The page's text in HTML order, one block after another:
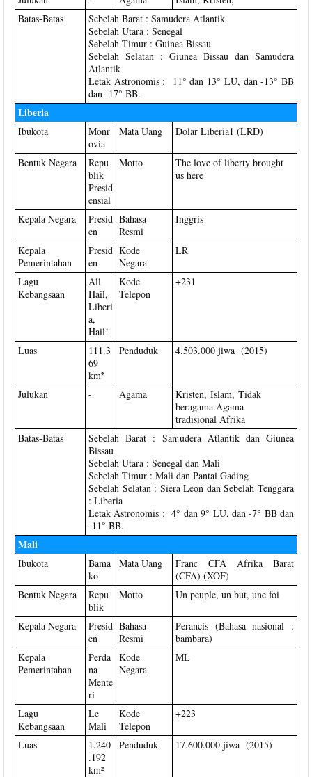
Batas-Batas
Sebelah Barat : Samudera Atlantik
Sebelah Utara : Senegal
Sebelah Timur : Guinea Bissau
Sebelah Selatan : Giunea Bissau dan Samudera
Atlantik
Letak Astronomis : 11° dan 13° LU, dan -13° BB
dan -17° BB.
Liberia
Ibukota
Monr
ovia
Mata Uang Dolar Liberia1 (LRD)
Bentuk Negara
Repu
blik
Presid
ensial
Motto
The love of liberty brought
us here
Kepala Negara
Presid
en
Bahasa
Resmi
Inggris
Kepala
Pemerintahan
Presid
en
Kode
Negara
LR
Lagu
Kebangsaan
All
Hail,
Liberi
a,
Hail!
Kode
Telepon
+231
Luas
111.3
69
km²
Penduduk 4.503.000 jiwa (2015)
Julukan - Agama
Kristen, Islam, Tidak
beragama.Agama
tradisional Afrika
Batas-Batas
Sebelah Barat : Samudera Atlantik dan Giunea
Bissau
Sebelah Utara : Senegal dan Mali
Sebelah Timur : Mali dan Pantai Gading
Sebelah Selatan : Siera Leon dan Sebelah Tenggara
: Liberia
Letak Astronomis : 4° dan 9° LU, dan -7° BB dan
-11° BB.
Mali
Ibukota
Bama
ko
Mata Uang
Franc CFA Afrika Barat
(CFA) (XOF)
Bentuk Negara
Repu
blik
Motto Un peuple, un but, une foi
Kepala Negara
Presid
en
Bahasa
Resmi
Perancis (Bahasa nasional :
bambara)
Kepala
Pemerintahan
Perda
na
Mente
ri
Kode
Negara
ML
Lagu
Kebangsaan
Le
Mali
Kode
Telepon
+223
Luas
1.240
.192
km²
Penduduk 17.600.000 jiwa (2015)